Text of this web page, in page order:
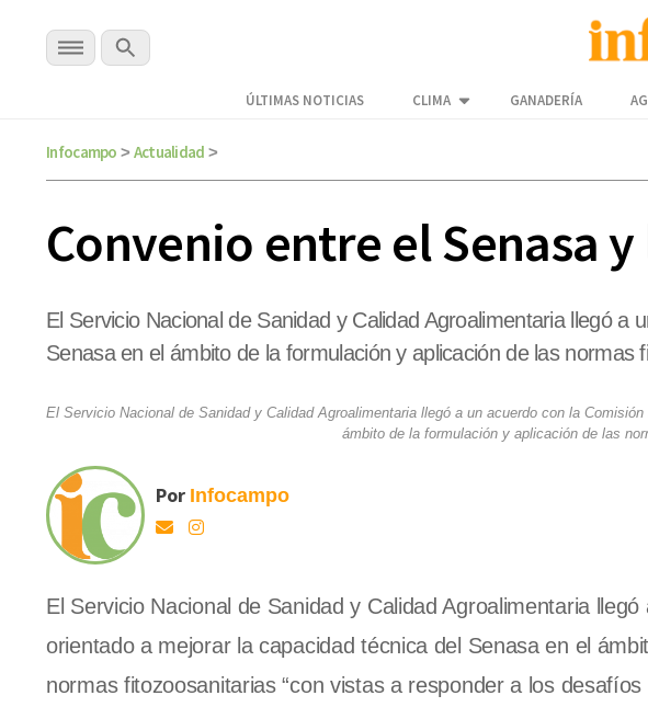
ÚLTIMAS NOTICIAS CLIMA GANADERÍA
Infocampo > Actualidad >
Convenio entre el Senasa
El Servicio Nacional de Sanidad y Calidad Agroalimentaria llegó
Senasa en el ámbito de la formulación y aplicación de las normas
El Servicio Nacional de Sanidad y Calidad Agroalimentaria llegó a un acuerdo con la
ámbito de la formulación y aplicación de las
Por Infocampo
El Servicio Nacional de Sanidad y Calidad Agroalimentaria
orientado a mejorar la capacidad técnica del Senasa en el
normas fitozoosanitarias “con vistas a responder a los